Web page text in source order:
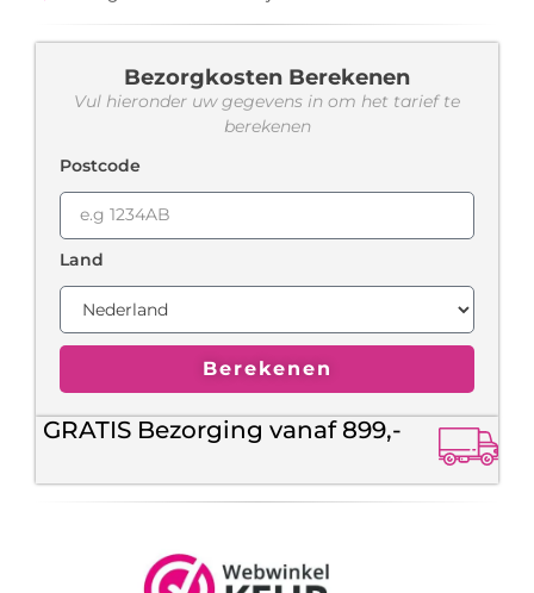
Bezorgkosten Berekenen
Vul hieronder uw gegevens in om het tarief te
berekenen
Postcode
Land
Berekenen
GRATIS Bezorging vanaf 899,-